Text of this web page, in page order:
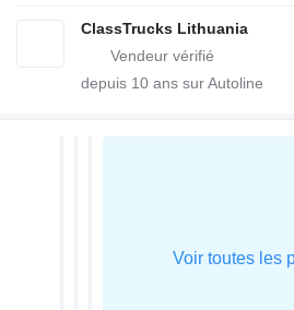
ClassTrucks Lithuania
depuis 10 ans sur Autoline